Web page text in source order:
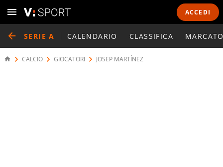
ACCEDI
SERIE A CALENDARIO CLASSIFICA
CALCIO GIOCATORI JOSEP MARTÍNEZ